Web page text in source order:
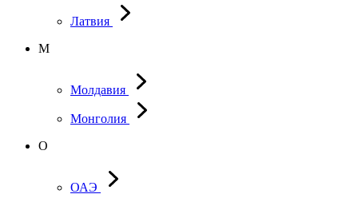
Латвия
М
Молдавия
Монголия
О
ОАЭ